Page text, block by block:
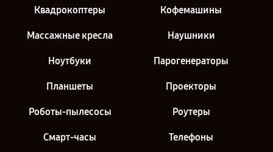
Квадрокоптеры Кофемашины
Массажные кресла Наушники
Ноутбуки Парогенераторы
Планшеты Проекторы
Роботы-пылесосы Роутеры
Смарт-часы Телефоны